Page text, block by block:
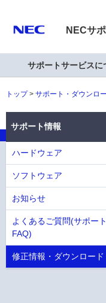
NECサ
サポートサービスに
トップ サポート・ダウンロ
サポート情報
ハードウェア
ソフトウェア
お知らせ
よくあるご質問(サポート
FAQ)
修正情報・ダウンロード